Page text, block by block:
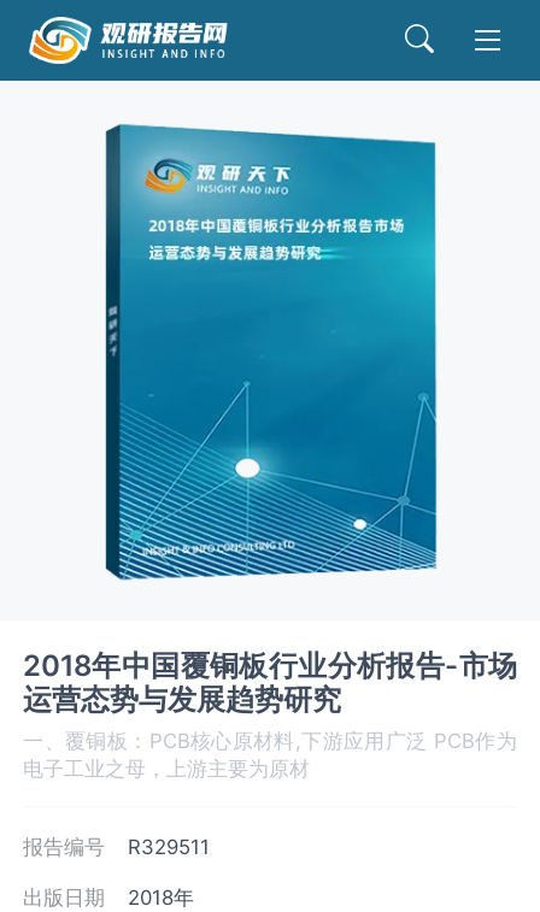
2018年中国覆铜板行业分析报告-市场
运营态势与发展趋势研究
一、覆铜板：PCB核心原材料,下游应用广泛 PCB作为
电子工业之母，上游主要为原材
报告编号 R329511
出版日期 2018年